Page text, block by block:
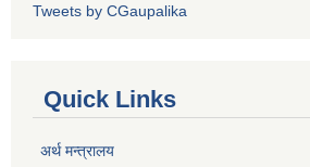
Tweets by CGaupalika
Quick Links
अर्थ मन्त्रालय